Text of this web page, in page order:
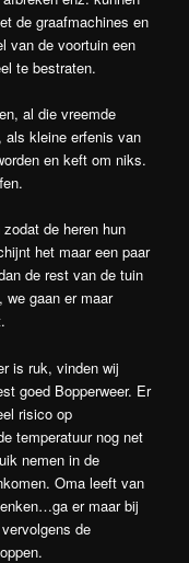
de graafmachines en
van de voortuin een
te bestraten.
al die vreemde
als kleine erfenis van
en keft om niks.
de heren hun
het maar een paar
de rest van de tuin
we gaan er maar
is ruk, vinden wij
goed Bopperweer. Er
risico op
temperatuur nog net
nemen in de
Oma leeft van
er maar bij
de